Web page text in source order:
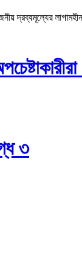
লাগামহীন
৩